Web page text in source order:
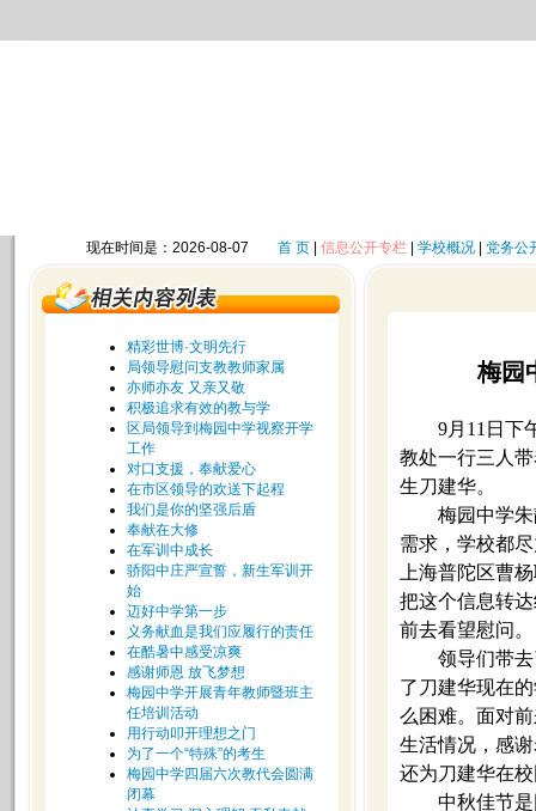
现在时间是：2026-08-07 首 页| 信息公开专栏| 学校概况| 党务公
精彩世博·文明先行
局领导慰问支教教师家属
亦师亦友 又亲又敬
积极追求有效的教与学
区局领导到梅园中学视察开学
工作
对口支援，奉献爱心
在市区领导的欢送下起程
我们是你的坚强后盾
奉献在大修
在军训中成长
骄阳中庄严宣誓，新生军训开
始
迈好中学第一步
义务献血是我们应履行的责任
在酷暑中感受凉爽
感谢师恩 放飞梦想
梅园中学开展青年教师暨班主
任培训活动
用行动叩开理想之门
为了一个“特殊”的考生
梅园中学四届六次教代会圆满
闭幕
梅园
9月 11 日 下
教处一行三人
生刀建华。
梅园中学
需求，学校都
上海普陀区曹
把这个信息转
前去看望慰问。
领导们带
了 刀建华现在
么困难。面对
生活情况，感谢
还为刀建华在
中秋佳节